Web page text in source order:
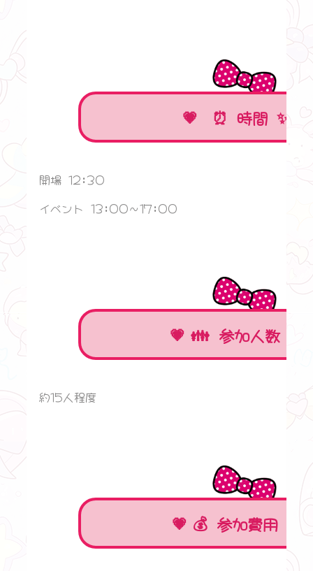
⏰ 時間 ✨
開場 12:30
イベント 13:00〜17:00
👪 参加人数 ✨
約15人程度
💰 参加費用 ✨